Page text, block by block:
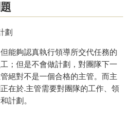
劃
夠認真執行領導所交代任務的
；但是不會做計劃，對團隊下一
絕對不是一個合格的主管。而主
在於.主管需要對團隊的工作、領
計劃。